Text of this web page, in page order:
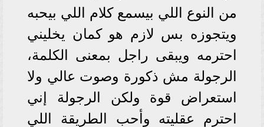
من النوع اللي بيسمع كلام اللي بيحبه
ويتجوزه بس لازم هو كمان يخليني
احترمه ويبقى راجل بمعنى الكلمة،
الرجولة مش ذكورة وصوت عالي ولا
استعراض قوة ولكن الرجولة إني
احترم عقليته وأحب الطريقة اللي